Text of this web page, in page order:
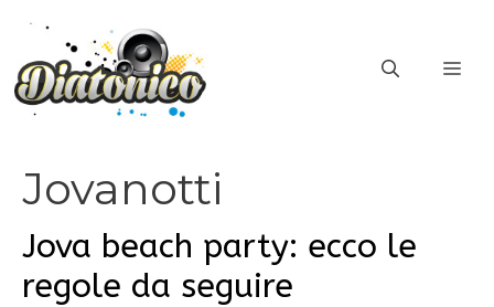
contenuto
Jovanotti
Jova beach party: ecco le
regole da seguire